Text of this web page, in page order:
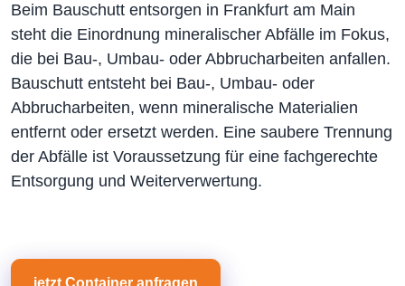
Beim Bauschutt entsorgen in Frankfurt am Main
steht die Einordnung mineralischer Abfälle im Fokus,
die bei Bau-, Umbau- oder Abbrucharbeiten anfallen.
Bauschutt entsteht bei Bau-, Umbau- oder
Abbrucharbeiten, wenn mineralische Materialien
entfernt oder ersetzt werden. Eine saubere Trennung
der Abfälle ist Voraussetzung für eine fachgerechte
Entsorgung und Weiterverwertung.
jetzt Container anfragen